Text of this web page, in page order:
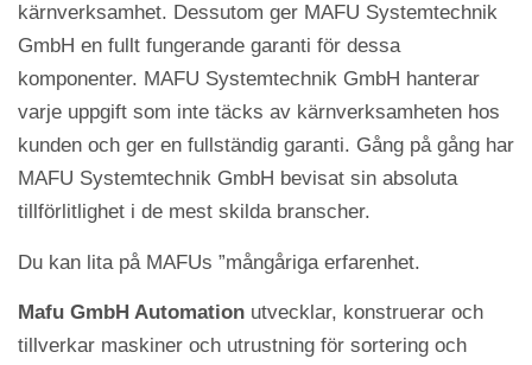
kärnverksamhet. Dessutom ger MAFU Systemtechnik
GmbH en fullt fungerande garanti för dessa
komponenter. MAFU Systemtechnik GmbH hanterar
varje uppgift som inte täcks av kärnverksamheten hos
kunden och ger en fullständig garanti. Gång på gång har
MAFU Systemtechnik GmbH bevisat sin absoluta
tillförlitlighet i de mest skilda branscher.
Du kan lita på MAFUs ”mångåriga erfarenhet.
Mafu GmbH Automation utvecklar, konstruerar och
tillverkar maskiner och utrustning för sortering och